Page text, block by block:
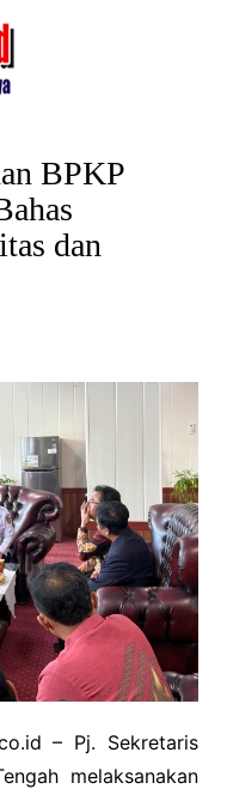
BPKP
dan
– Pj. Sekretaris
melaksanakan